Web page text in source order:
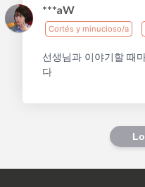
***aW
Cortés y minucioso/a
선생님과 이야기할 때
다